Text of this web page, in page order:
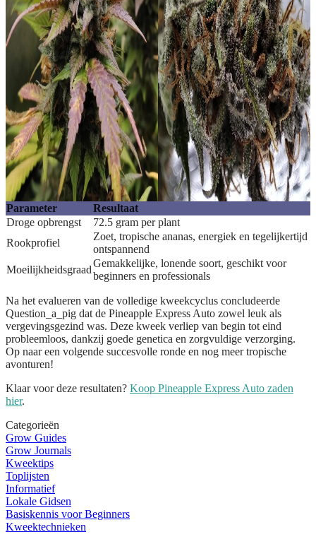
Parameter
Resultaat
Droge opbrengst
72.5 gram per plant
Rookprofiel
Zoet, tropische ananas, energiek en tegelijkertijd
ontspannend
Moeilijkheidsgraad
Gemakkelijke, lonende soort, geschikt voor
beginners en professionals
Na het evalueren van de volledige kweekcyclus concludeerde
Question_a_pig dat de Pineapple Express Auto zowel leuk als
vergevingsgezind was. Deze kweek verliep van begin tot eind
probleemloos, dankzij goede genetica en zorgvuldige verzorging.
Op naar een volgende succesvolle ronde en nog meer tropische
avonturen!
Klaar voor deze resultaten? Koop Pineapple Express Auto zaden
hier.
Categorieën
Grow Guides
Grow Journals
Kweektips
Toplijsten
Informatief
Lokale Gidsen
Basiskennis voor Beginners
Kweektechnieken